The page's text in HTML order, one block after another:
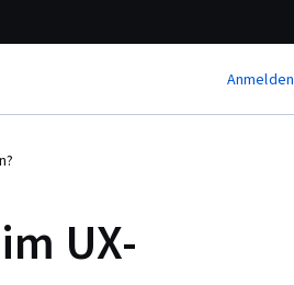
Anmelden
UX-